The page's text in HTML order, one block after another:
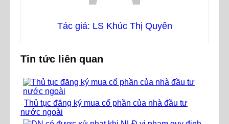
Tác giả: LS Khúc Thị Quyên
Tin tức liên quan
Thủ tục đăng ký mua cổ phần của nhà đầu tư
nước ngoài